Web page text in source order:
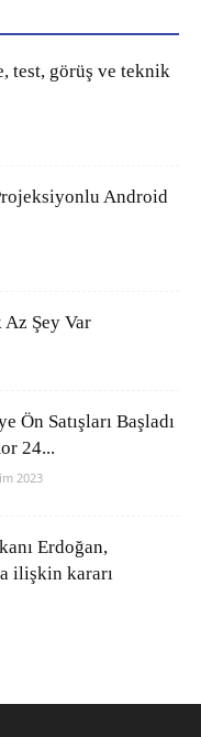
test, görüş ve teknik
Android
Az Şey Var
Ön Satışları Başladı
24...
2023
Erdoğan,
ilişkin kararı